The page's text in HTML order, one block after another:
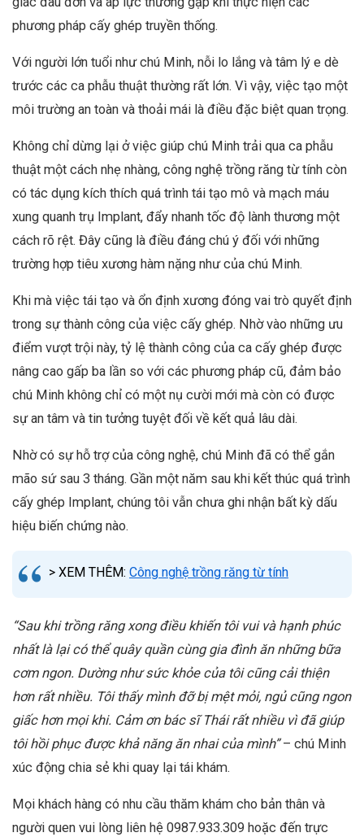
phương pháp cấy ghép truyền thống.
Với người lớn tuổi như chú Minh, nỗi lo lắng và tâm lý e dè
trước các ca phẫu thuật thường rất lớn. Vì vậy, việc tạo một
môi trường an toàn và thoải mái là điều đặc biệt quan trọng.
Không chỉ dừng lại ở việc giúp chú Minh trải qua ca phẫu
thuật một cách nhẹ nhàng, công nghệ trồng răng từ tính còn
có tác dụng kích thích quá trình tái tạo mô và mạch máu
xung quanh trụ Implant, đẩy nhanh tốc độ lành thương một
cách rõ rệt. Đây cũng là điều đáng chú ý đối với những
trường hợp tiêu xương hàm nặng như của chú Minh.
Khi mà việc tái tạo và ổn định xương đóng vai trò quyết định
trong sự thành công của việc cấy ghép. Nhờ vào những ưu
điểm vượt trội này, tỷ lệ thành công của ca cấy ghép được
nâng cao gấp ba lần so với các phương pháp cũ, đảm bảo
chú Minh không chỉ có một nụ cười mới mà còn có được
sự an tâm và tin tưởng tuyệt đối về kết quả lâu dài.
Nhờ có sự hỗ trợ của công nghệ, chú Minh đã có thể gắn
mão sứ sau 3 tháng. Gần một năm sau khi kết thúc quá trình
cấy ghép Implant, chúng tôi vẫn chưa ghi nhận bất kỳ dấu
hiệu biến chứng nào.
> XEM THÊM: Công nghệ trồng răng từ tính
“Sau khi trồng răng xong điều khiến tôi vui và hạnh phúc
nhất là lại có thể quây quần cùng gia đình ăn những bữa
cơm ngon. Dường như sức khỏe của tôi cũng cải thiện
hơn rất nhiều. Tôi thấy mình đỡ bị mệt mỏi, ngủ cũng ngon
giấc hơn mọi khi. Cảm ơn bác sĩ Thái rất nhiều vì đã giúp
tôi hồi phục được khả năng ăn nhai của mình”– chú Minh
xúc động chia sẻ khi quay lại tái khám.
Mọi khách hàng có nhu cầu thăm khám cho bản thân và
người quen vui lòng liên hệ 0987.933.309 hoặc đến trực